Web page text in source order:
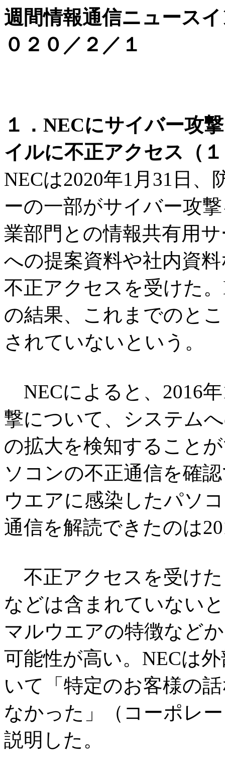
週間情報通信ニュース
０２０／２／１
１．NECにサイバー攻
イルに不正アクセス（
NECは2020年1月31日
ーの一部がサイバー攻
業部門との情報共有用
への提案資料や社内資
不正アクセスを受けた
の結果、これまでのと
されていないという。
NECによると、2016
撃について、システム
の拡大を検知すること
ソコンの不正通信を確
ウエアに感染したパソ
通信を解読できたのは
不正アクセスを受け
などは含まれていない
マルウエアの特徴など
可能性が高い。NECは
いて「特定のお客様の
なかった」（コーポレ
説明した。